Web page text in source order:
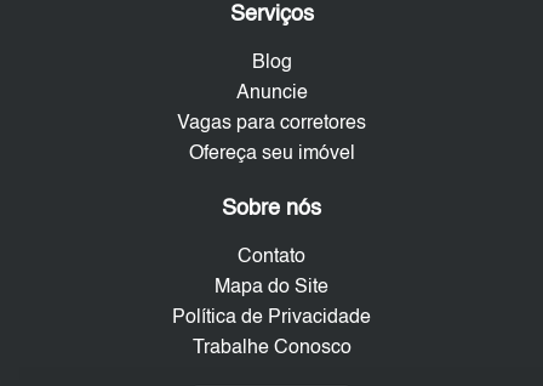
Serviços
Blog
Anuncie
Vagas para corretores
Ofereça seu imóvel
Sobre nós
Contato
Mapa do Site
Política de Privacidade
Trabalhe Conosco